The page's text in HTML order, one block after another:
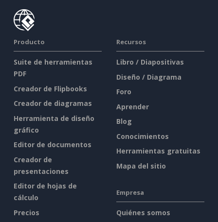
Producto
Suite de herramientas
PDF
Creador de Flipbooks
Creador de diagramas
Herramienta de diseño
gráfico
Editor de documentos
Creador de
presentaciones
Editor de hojas de
cálculo
Precios
Recursos
Libro / Diapositivas
Diseño / Diagrama
Foro
Aprender
Blog
Conocimientos
Herramientas gratuitas
Mapa del sitio
Empresa
Quiénes somos